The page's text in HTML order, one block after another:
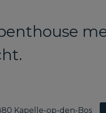
Kapelle-op-den-Bos